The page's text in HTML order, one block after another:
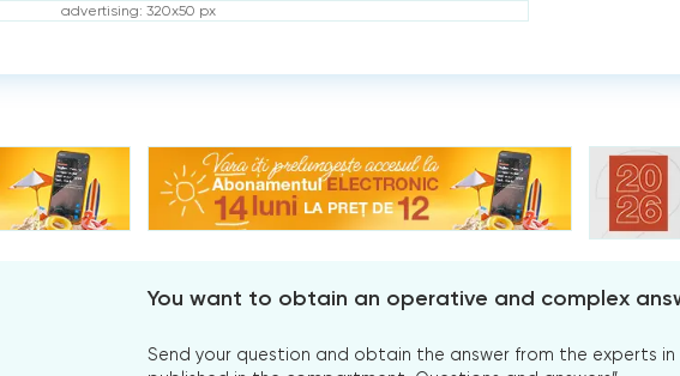
advertising: 320x50 px
You want to obtain an operative and complex
Send your question and obtain the answer from the experts